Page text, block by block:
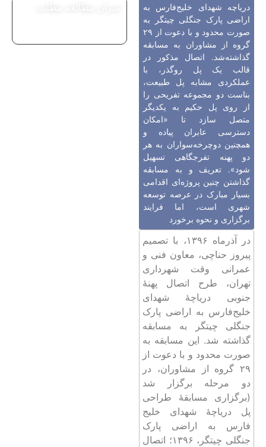
دریاچه شهدای خلیج‌فارس به
اراضی پارک جنگلی چیتگر به
صورت محدود و با دعوت از ۲۹
گروه از مشاوران به مسابقه
گذاشته‌شد. اتصال مذکور در
قالب یک پل روگذر، با
عملکردی مشابه پل طبیعت،
بناست دو مجموعه تفریحی را
از روی پل حکیم به یکدیگر
متصل سازد تا «امکان
دسترسی عابران پیاده و
همچنین دوچرخه‌سواران به هر
دو پهنه تفرجگاهی تسهیل
شود». تعریف و به مسابقه
گذاشتن چنین پروژه‌ای اقدامی
بسیار مبارک در عرصه توسعه
شهری است، اما فرایند
برگزاری و نحوه برخورد
در آذرماه ۱۳۹۶، با تصمیم
پیروز حناچی، معاون فنی و
عمرانی وقت شهرداری
تهران، طرح اتصال پهنۀ
‌جنوبی دریاچۀ شهدای
خلیج‌فارس به اراضی پارک
جنگلی چیتگر به مسابقه
گذاشته شد. این مسابقه به
صورت محدود و با دعوت از
۲۹ گروه از مشاوران، در
دو مرحله برگزار شد
(برگزاری مسابقۀ طراحی
پل دریاچۀ شهدای خلیج
فارس به اراضی پارک
جنگلی چیتگر،‌ ۱۳۹۶؛ اتصال